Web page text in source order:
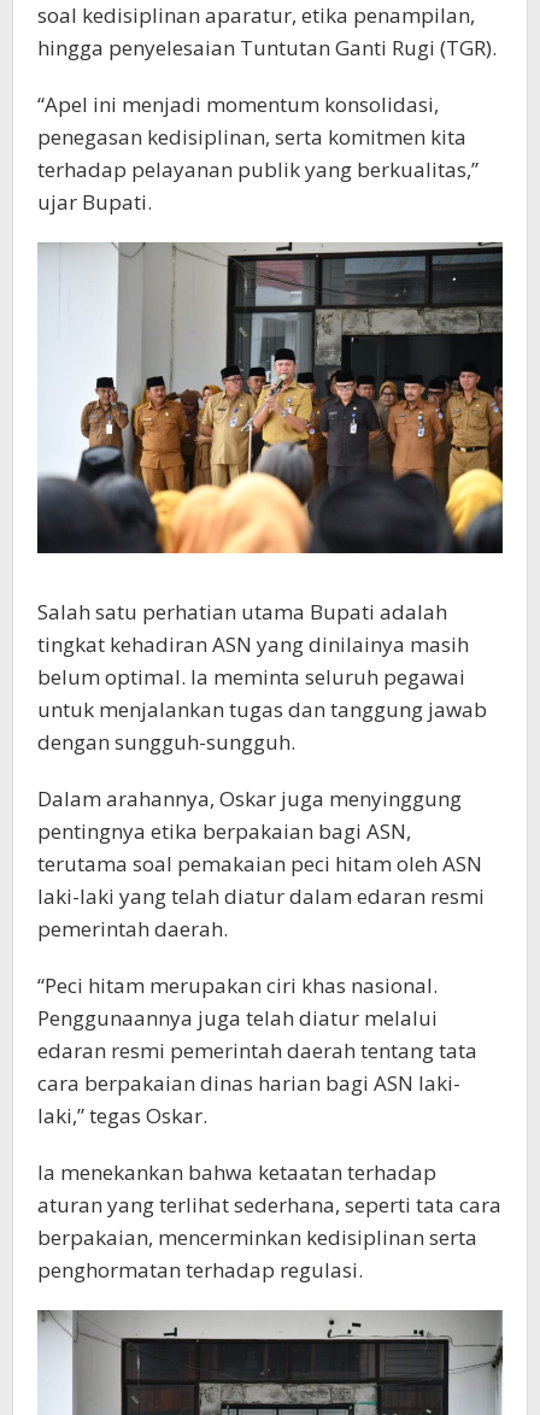
soal kedisiplinan aparatur, etika penampilan,
hingga penyelesaian Tuntutan Ganti Rugi (TGR).
“Apel ini menjadi momentum konsolidasi,
penegasan kedisiplinan, serta komitmen kita
terhadap pelayanan publik yang berkualitas,”
ujar Bupati.
Salah satu perhatian utama Bupati adalah
tingkat kehadiran ASN yang dinilainya masih
belum optimal. Ia meminta seluruh pegawai
untuk menjalankan tugas dan tanggung jawab
dengan sungguh-sungguh.
Dalam arahannya, Oskar juga menyinggung
pentingnya etika berpakaian bagi ASN,
terutama soal pemakaian peci hitam oleh ASN
laki-laki yang telah diatur dalam edaran resmi
pemerintah daerah.
“Peci hitam merupakan ciri khas nasional.
Penggunaannya juga telah diatur melalui
edaran resmi pemerintah daerah tentang tata
cara berpakaian dinas harian bagi ASN laki-
laki,” tegas Oskar.
Ia menekankan bahwa ketaatan terhadap
aturan yang terlihat sederhana, seperti tata cara
berpakaian, mencerminkan kedisiplinan serta
penghormatan terhadap regulasi.